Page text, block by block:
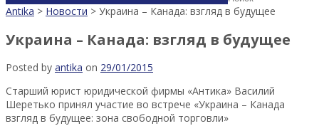
Antika > Новости > Украина – Канада: взгляд в будущее
Украина – Канада: взгляд в будущее
Posted by antika on 29/01/2015
Старший юрист юридической фирмы «Антика» Василий
Шеретько принял участие во встрече «Украина – Канада
взгляд в будущее: зона свободной торговли»